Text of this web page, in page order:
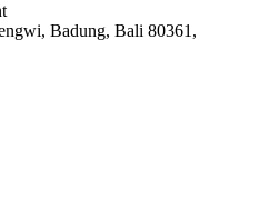
Badung, Bali 80361,